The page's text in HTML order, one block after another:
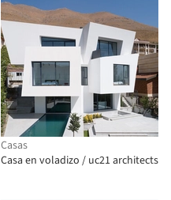
Casas
Casa en voladizo / uc21 architects